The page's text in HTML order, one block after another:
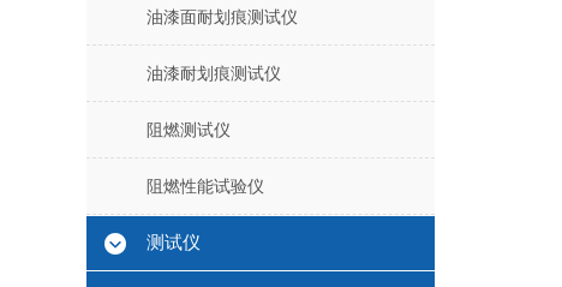
油漆面耐划痕测试仪
油漆耐划痕测试仪
阻燃测试仪
阻燃性能试验仪
测试仪